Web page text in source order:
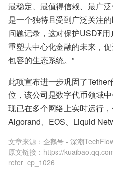
最稳定、最值得信赖、最广
是一个独特且受到广泛关注
问题记录，这对保护USD₮
重塑去中心化金融的未来，
包容的生态系统。”
此项宣布进一步巩固了
位，该公司是数字代币领域
现已在多个网络上实时运行，
Algorand、EOS、Liquid
文章来源： 企鹅号 - 深潮
原文链接： https://
refer=cp_1026